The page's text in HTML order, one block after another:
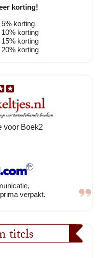
korting!
5% korting
10% korting
15% korting
20% korting
voor Boek2
verpakt.
titels